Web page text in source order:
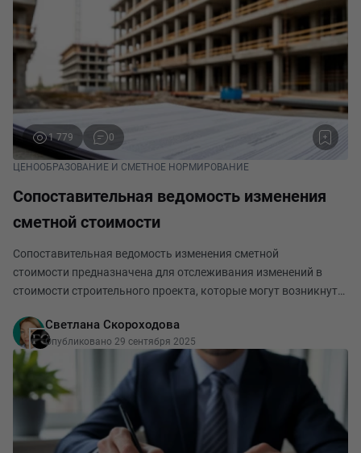
1 779 0
ЦЕНООБРАЗОВАНИЕ И СМЕТНОЕ НОРМИРОВАНИЕ
Сопоставительная ведомость изменения
сметной стоимости
Сопоставительная ведомость изменения сметной
стоимости предназначена для отслеживания изменений в
стоимости строительного проекта, которые могут возникнуть
Сопоставительная ведомость изменения сметной стоимост
Светлана Скороходова
Опубликовано 29 сентября 2025